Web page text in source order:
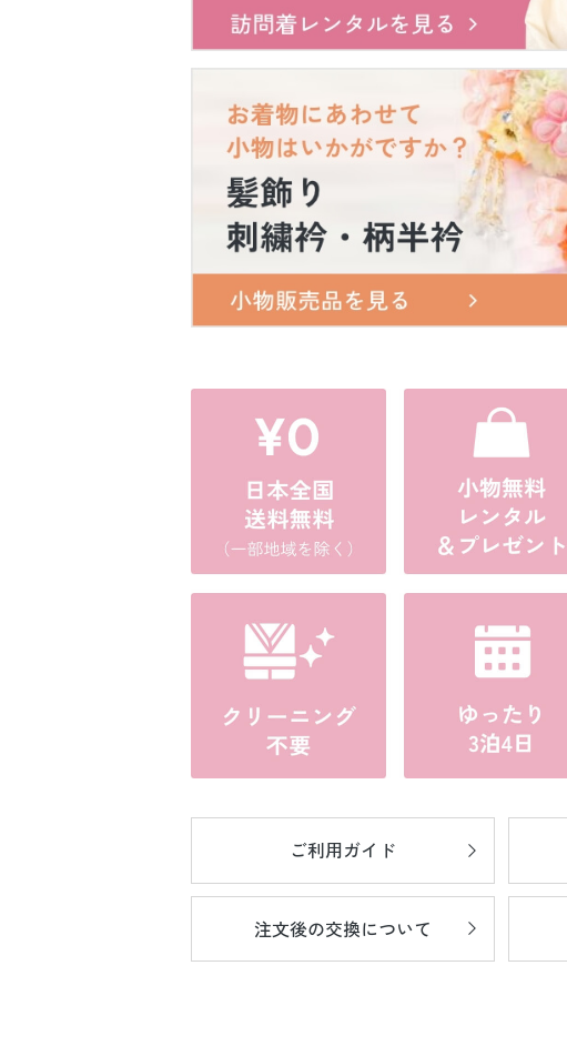
ご利用ガイド
注文後の交換について